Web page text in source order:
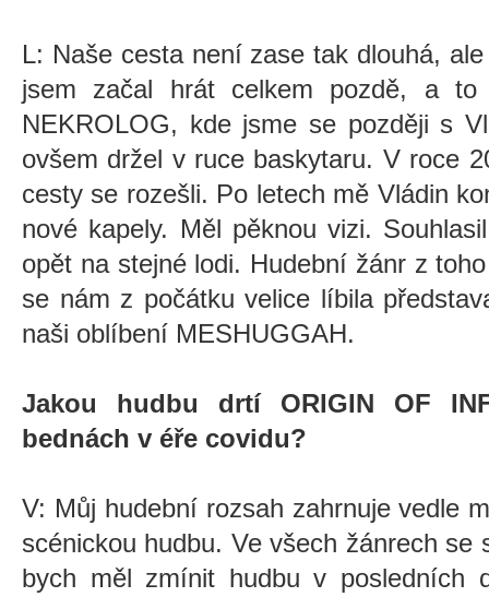
L: Naše cesta není zase tak dlouhá,
jsem začal hrát celkem pozdě, a
NEKROLOG, kde jsme se později s
ovšem držel v ruce baskytaru. V roce
cesty se rozešli. Po letech mě Vládin
nové kapely. Měl pěknou vizi.
opět na stejné lodi. Hudební žánr z
se nám z počátku velice líbila
naši oblíbení MESHUGGAH.
Jakou hudbu drtí ORIGIN OF
bednách v éře covidu?
V: Můj hudební rozsah zahrnuje vedle
scénickou hudbu. Ve všech žánrech
bych měl zmínit hudbu v posledních